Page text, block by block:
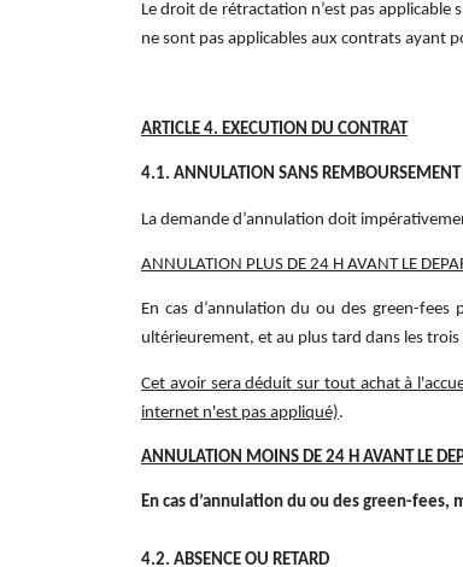
Le droit de rétractation n’est pas
ne sont pas applicables aux contrats ayant
ARTICLE 4. EXECUTION DU CONTRAT
4.1. ANNULATION SANS REMBOURSEMENT
La demande d’annulation doit
ANNULATION PLUS DE 24 H AVANT LE
En cas d’annulation du ou des green-
ultérieurement, et au plus tard dans les
Cet avoir sera déduit sur tout achat à
internet n'est pas appliqué).
ANNULATION MOINS DE 24 H AVANT LE
En cas d’annulation du ou des green-
4.2. ABSENCE OU RETARD